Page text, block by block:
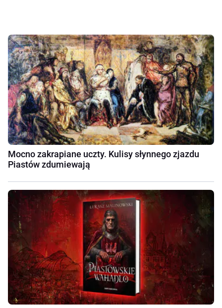
Mocno zakrapiane uczty. Kulisy słynnego zjazdu
Piastów zdumiewają